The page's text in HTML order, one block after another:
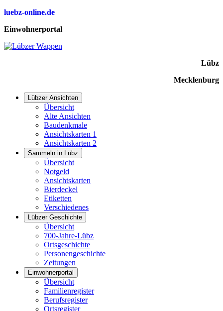
luebz-online.de
Einwohnerportal
Lübz
Mecklenburg
Lübzer Ansichten
Übersicht
Alte Ansichten
Baudenkmale
Ansichtskarten 1
Ansichtskarten 2
Sammeln in Lübz
Übersicht
Notgeld
Ansichtskarten
Bierdeckel
Etiketten
Verschiedenes
Lübzer Geschichte
Übersicht
700-Jahre-Lübz
Ortsgeschichte
Personengeschichte
Zeitungen
Einwohnerportal
Übersicht
Familienregister
Berufsregister
Ortsregister